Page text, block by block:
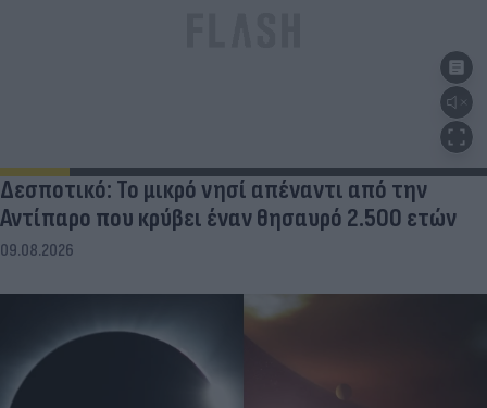
Δεσποτικό: Το μικρό νησί απέναντι από την
Αντίπαρο που κρύβει έναν θησαυρό 2.500 ετών
09.08.2026